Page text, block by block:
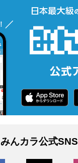
みんカラ公式SNS